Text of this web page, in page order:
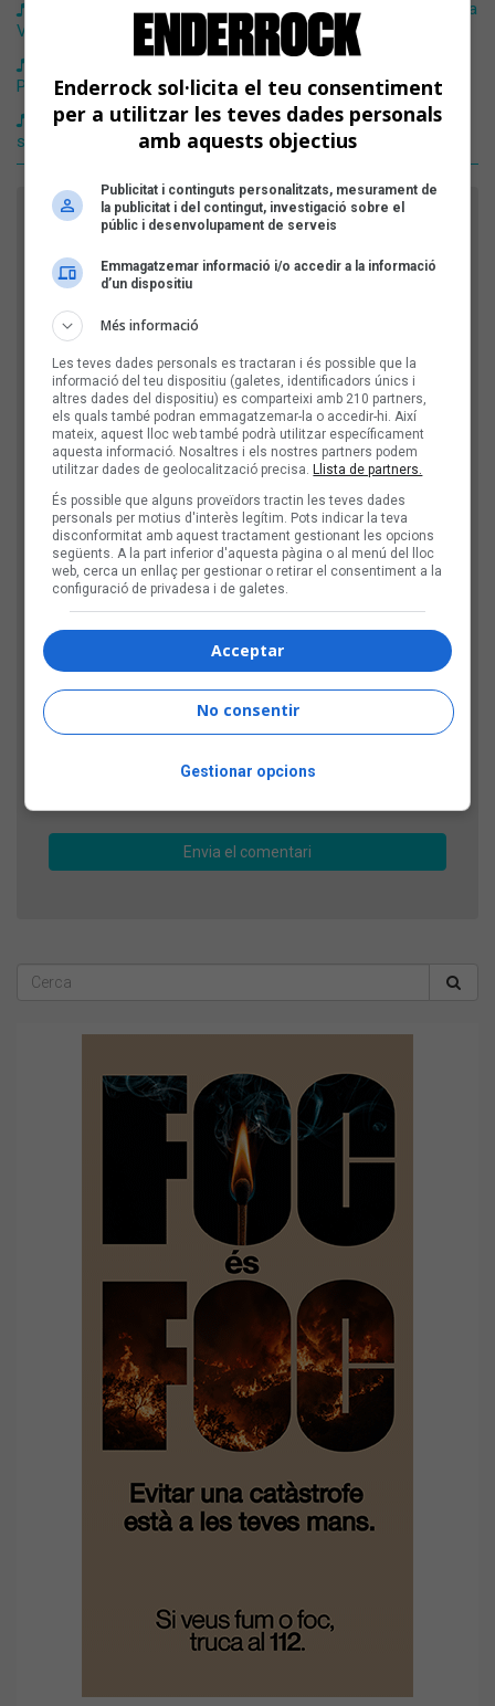
Les noves cançons en català són de Sílvia Pérez Cruz, Paula
Valls, Nil Moliner i The Tyets
Peya amb Sílvia Pérez Cruz
11 d'agost: Tal dia com avui Sílvia Pérez Cruz va estrenar el
seu primer disc
FES EL TEU COMENTARI
Nom
Títol
Comentari
Comprovació: escriu l'any actual, amb 4 xifres
D'aquesta manera, verifiquem que el teu comentari
Enderrock sol·licita el teu consentiment
per a utilitzar les teves dades personals
amb aquests objectius
Publicitat i continguts personalitzats, mesurament de
la publicitat i del contingut, investigació sobre el
públic i desenvolupament de serveis
Emmagatzemar informació i/o accedir a la informació
d’un dispositiu
Més informació
Les teves dades personals es tractaran i és possible que la
informació del teu dispositiu (galetes, identificadors únics i
altres dades del dispositiu) es comparteixi amb 210 partners,
els quals també podran emmagatzemar-la o accedir-hi. Així
mateix, aquest lloc web també podrà utilitzar específicament
aquesta informació. Nosaltres i els nostres partners podem
utilitzar dades de geolocalització precisa. Llista de partners.
És possible que alguns proveïdors tractin les teves dades
personals per motius d'interès legítim. Pots indicar la teva
disconformitat amb aquest tractament gestionant les opcions
següents. A la part inferior d'aquesta pàgina o al menú del lloc
web, cerca un enllaç per gestionar o retirar el consentiment a la
configuració de privadesa i de galetes.
Acceptar
No consentir
Gestionar opcions